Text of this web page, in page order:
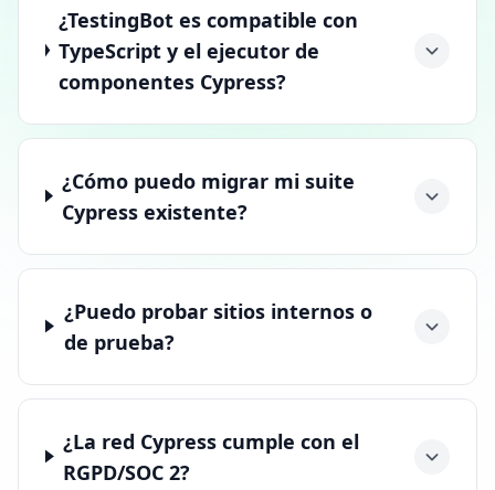
¿TestingBot es compatible con
TypeScript y el ejecutor de
componentes Cypress?
¿Cómo puedo migrar mi suite
Cypress existente?
¿Puedo probar sitios internos o
de prueba?
¿La red Cypress cumple con el
RGPD/SOC 2?